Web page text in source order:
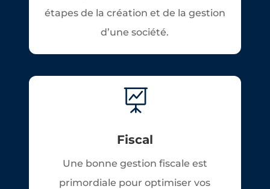
étapes de la création et de la gestion
d’une société.

Fiscal
Une bonne gestion fiscale est
primordiale pour optimiser vos